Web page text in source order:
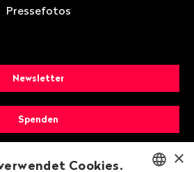
Pressefotos
Newsletter
Spenden
Mitglied werden ×
Cookies.